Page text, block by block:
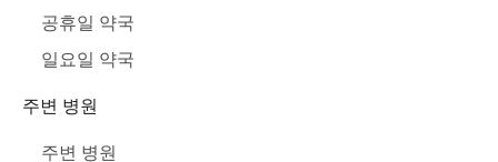
공휴일 약국
일요일 약국
주변 병원
주변 병원